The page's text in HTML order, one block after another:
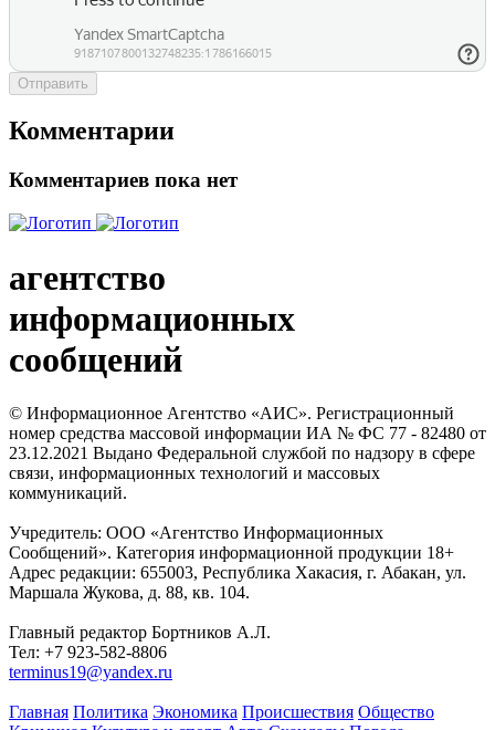
Отправить
Комментарии
Комментариев пока нет
агентство
информационных
сообщений
© Информационное Агентство «АИС». Регистрационный
номер средства массовой информации ИА № ФС 77 - 82480 от
23.12.2021 Выдано Федеральной службой по надзору в сфере
связи, информационных технологий и массовых
коммуникаций.
Учредитель: ООО «Агентство Информационных
Сообщений». Категория информационной продукции 18+
Адрес редакции: 655003, Республика Хакасия, г. Абакан, ул.
Маршала Жукова, д. 88, кв. 104.
Главный редактор Бортников А.Л.
Тел: +7 923-582-8806
terminus19@yandex.ru
Главная Политика Экономика Происшествия Общество